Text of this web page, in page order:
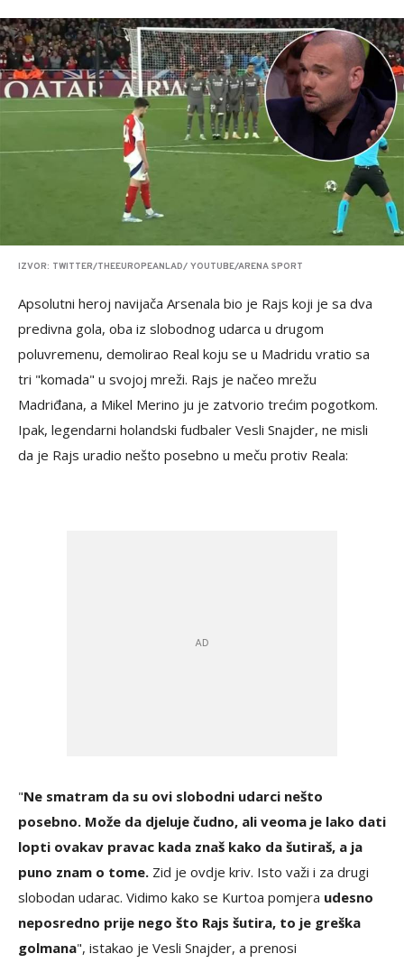
IZVOR: TWITTER/THEEUROPEANLAD/ YOUTUBE/ARENA SPORT
Apsolutni heroj navijača Arsenala bio je Rajs koji je sa dva
predivna gola, oba iz slobodnog udarca u drugom
poluvremenu, demolirao Real koju se u Madridu vratio sa
tri "komada" u svojoj mreži. Rajs je načeo mrežu
Madriđana, a Mikel Merino ju je zatvorio trećim pogotkom.
Ipak, legendarni holandski fudbaler Vesli Snajder, ne misli
da je Rajs uradio nešto posebno u meču protiv Reala:
"Ne smatram da su ovi slobodni udarci nešto
posebno. Može da djeluje čudno, ali veoma je lako dati
lopti ovakav pravac kada znaš kako da šutiraš, a ja
puno znam o tome. Zid je ovdje kriv. Isto važi i za drugi
slobodan udarac. Vidimo kako se Kurtoa pomjera udesno
neposredno prije nego što Rajs šutira, to je greška
golmana", istakao je Vesli Snajder, a prenosi